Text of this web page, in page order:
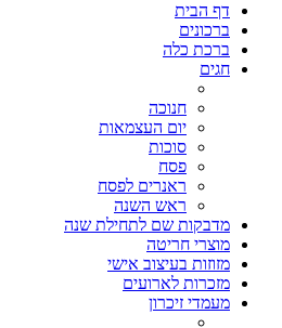
דף הבית
ברכונים
ברכת כלה
חגים
חנוכה
יום העצמאות
סוכות
פסח
ראנרים לפסח
ראש השנה
מדבקות שם לתחילת שנה
מוצרי חריטה
מזוזות בעיצוב אישי
מזכרות לארועים
מעמדי זיכרון